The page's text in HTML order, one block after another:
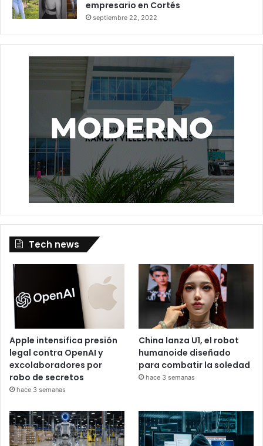
empresario en Cortés
septiembre 22, 2022
Tech news
Apple intensifica presión
legal contra OpenAI y
excolaboradores por
robo de secretos
hace 3 semanas
China lanza U1, el robot
humanoide diseñado
para combatir la soledad
hace 3 semanas